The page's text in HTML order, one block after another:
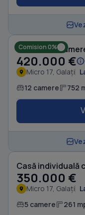
Comision 0%
Casă cu 12
420.000 €
Micro 17, Galați
12 camere 752
350.000 €
Micro 17, Galați
5 camere 261